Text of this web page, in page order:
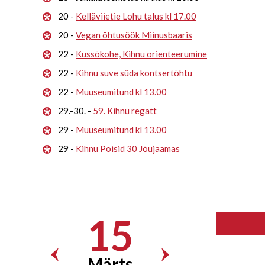
20 - Kelläviietie Lohu talus kl 17.00
20 - Vegan õhtusöök Miinusbaaris
22 - Kussõkohe, Kihnu orienteerumine
22 - Kihnu suve süda kontsertõhtu
22 - Muuseumitund kl 13.00
29.-30. - 59. Kihnu regatt
29 - Muuseumitund kl 13.00
29 - Kihnu Poisid 30 Jõujaamas
15